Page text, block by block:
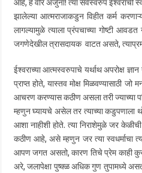
आहे, हे वीर अर्जुना! त्या सर्वस्वरुप
झालेल्या आत्मराजाकडुन विहीत कर्म
लागल्यामुळे त्याला प्रंपचाच्या गोष्टी
जगणेदेखील त्रासदायक वाटत असते,
ईश्वराच्या आत्मस्वरुपाचे यर्थाथ अपरोक्ष ज्ञान
प्राप्त होते, यास्तव मोक्ष मिळवण्यासाठी
आचरण करण्यास कठीण असला तरी ज्याच्या
म्हणुन घ्यायचे असेल तर त्याच्या
आशा नाहीशी होते. त्या निराशेमुळे जर
कठीण आहे, असे म्हणुन जर त्या स्वधर्माचा
आपण जगत असतो, कारण तिचे प्रेम काही
अरे, जलापेक्षा पुष्क्ळ अधिक गुण तुपामध्ये